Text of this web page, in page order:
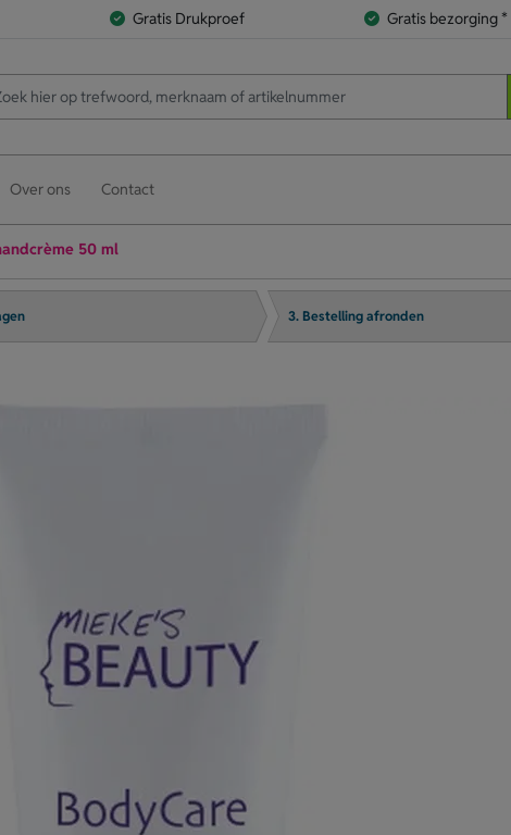
Gratis Drukproef Gratis bezorging *
Over ons Contact
50 ml
3. Bestelling afronden